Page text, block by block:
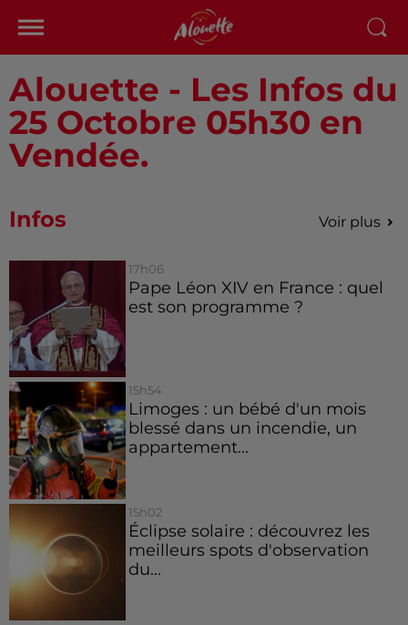
Alouette - Les Infos du
25 Octobre 05h30 en
Vendée.
Infos Voir plus
17h06
Pape Léon XIV en France : quel
est son programme ?
15h54
Limoges : un bébé d'un mois
blessé dans un incendie, un
appartement...
15h02
Éclipse solaire : découvrez les
meilleurs spots d'observation
du...